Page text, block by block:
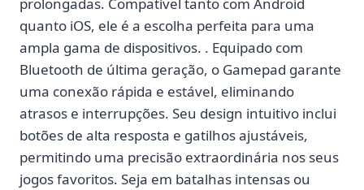
quanto iOS, ele é a escolha perfeita para uma
ampla gama de dispositivos. . Equipado com
Bluetooth de última geração, o Gamepad garante
uma conexão rápida e estável, eliminando
atrasos e interrupções. Seu design intuitivo inclui
botões de alta resposta e gatilhos ajustáveis,
permitindo uma precisão extraordinária nos seus
jogos favoritos. Seja em batalhas intensas ou